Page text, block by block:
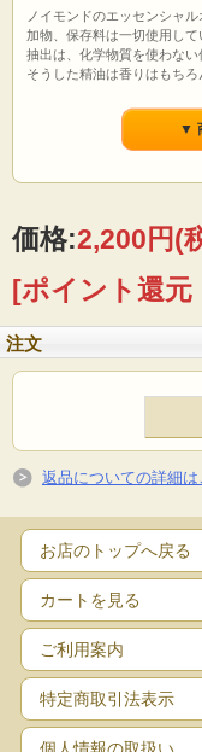
ノイモンドのエッセンシャ
加物、保存料は一切使用して
抽出は、化学物質を使わない
そうした精油は香りはもち
植物本来の香りとパワーを
▼
価格:2,200円(
[ポイント還
注文
返品についての詳細は
お店のトップへ戻る
カートを見る
ご利用案内
特定商取引法表示
個人情報の取扱い